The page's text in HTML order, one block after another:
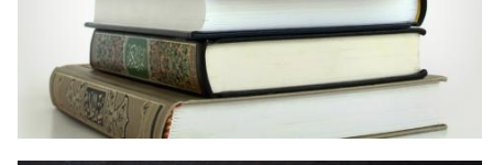
ISLAM AGAMA UNIVERSAL